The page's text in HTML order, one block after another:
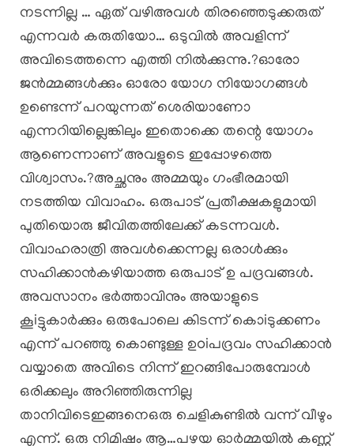
നടന്നില്ല … ഏത് വഴിഅവൾ തിരഞ്ഞെടുക്കരുത്
എന്നവർ കരുതിയോ… ഒടുവിൽ അവളിന്ന്
അവിടെത്തന്നെ എത്തി നിൽക്കുന്നു.?ഓരോ
ജൻമ്മങ്ങൾക്കും ഓരോ യോഗ നിയോഗങ്ങൾ
ഉണ്ടെന്ന് പറയുന്നത് ശെരിയാണോ
എന്നറിയില്ലെങ്കിലും ഇതൊക്കെ തന്റെ യോഗം
ആണെന്നാണ് അവളുടെ ഇപ്പോഴത്തെ
വിശ്വാസം.?അച്ഛനും അമ്മയും ഗംഭീരമായി
നടത്തിയ വിവാഹം. ഒരുപാട് പ്രതീക്ഷകളുമായി
പുതിയൊരു ജീവിതത്തിലേക്ക് കടന്നവൾ.
വിവാഹരാത്രി അവൾക്കെന്നല്ല ഒരാൾക്കും
സഹിക്കാൻകഴിയാത്ത ഒരുപാട് ഉ പദ്രവങ്ങൾ.
അവസാനം ഭർത്താവിനും അയാളുടെ
കൂiട്ടുകാർക്കും ഒരുപോലെ കിടന്ന് കൊiടുക്കണം
എന്ന് പറഞ്ഞു കൊണ്ടുള്ള ഉoiപദ്രവം സഹിക്കാൻ
വയ്യാതെ അവിടെ നിന്ന് ഇറങ്ങിപോരുമ്പോൾ
ഒരിക്കലും അറിഞ്ഞിരുന്നില്ല
താനിവിടെഇങ്ങനെഒരു ചെളികുണ്ടിൽ വന്ന് വീഴും
എന്ന്. ഒരു നിമിഷം ആ…പഴയ ഓർമ്മയിൽ കണ്ണ്